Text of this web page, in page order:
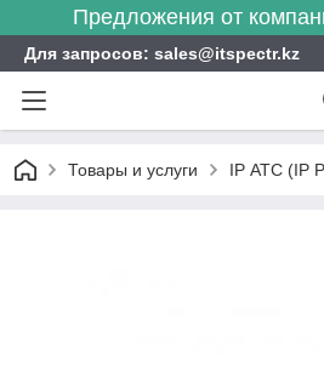
Предложения от
Для запросов: sales@itspectr.kz
Товары и услуги IP АТС (IP